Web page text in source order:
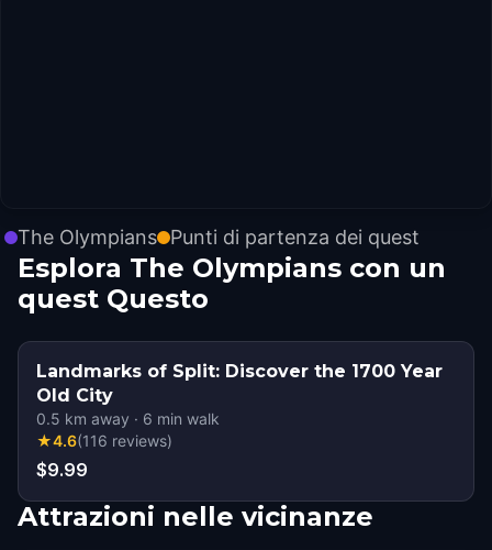
The Olympians Punti di partenza dei quest
Esplora The Olympians con un
quest Questo
Landmarks of Split: Discover the 1700 Year
Old City
0.5 km away · 6 min walk
★4.6(116 reviews)
$9.99
Attrazioni nelle vicinanze